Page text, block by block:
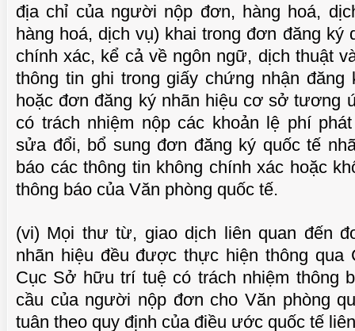
địa chỉ của người nộp đơn, hàng hoá,
hàng hoá, dịch vụ) khai trong đơn đăng ký
chính xác, kể cả về ngôn ngữ, dịch thuật
thông tin ghi trong giấy chứng nhận
hoặc đơn đăng ký nhãn hiệu cơ sở tương
có trách nhiệm nộp các khoản lệ phí
sửa đổi, bổ sung đơn đăng ký quốc tế
báo các thông tin không chính xác hoặc
thông báo của Văn phòng quốc tế.
(vi) Mọi thư từ, giao dịch liên quan đến
nhãn hiệu đều được thực hiện thông
Cục Sở hữu trí tuệ có trách nhiệm thông
cầu của người nộp đơn cho Văn phòng
tuân theo quy định của điều ước quốc tế